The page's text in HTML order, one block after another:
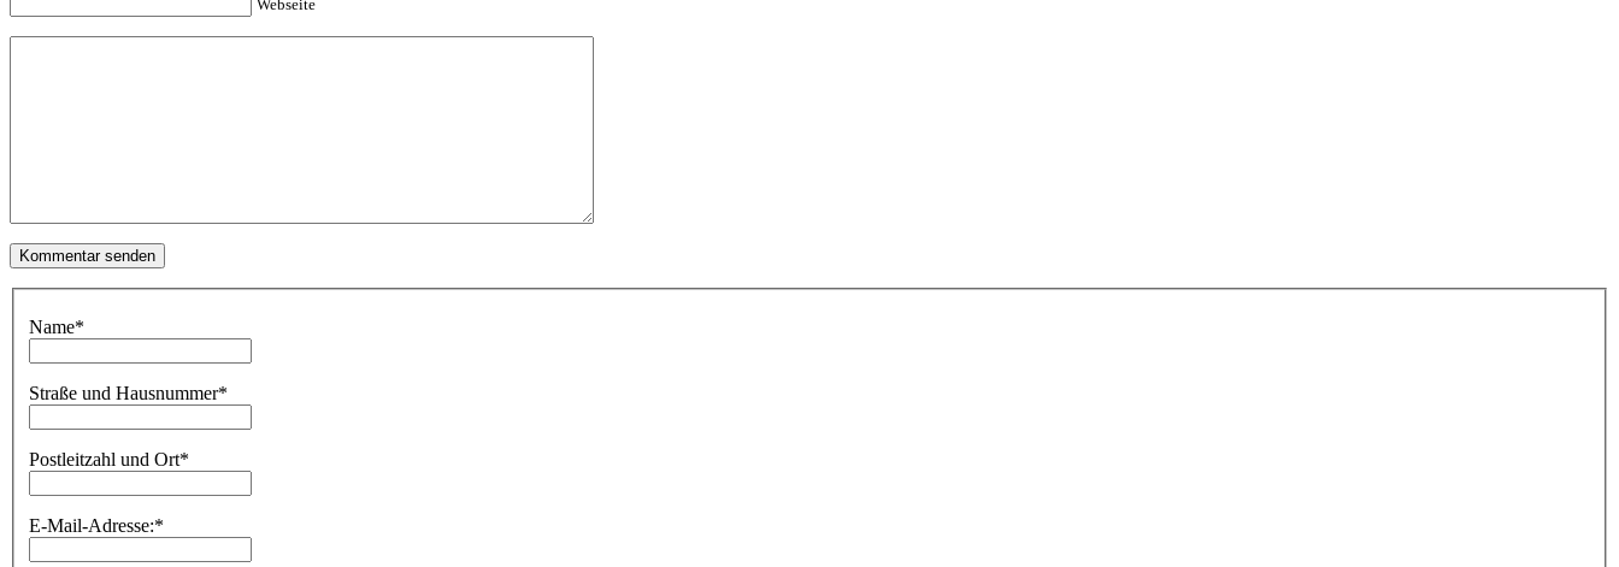
Webseite
Name*
Straße und Hausnummer*
Postleitzahl und Ort*
E-Mail-Adresse:*